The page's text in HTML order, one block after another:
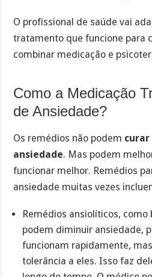
O profissional de saúde vai
tratamento que funcione para
combinar medicação e
Como a Medicação
de Ansiedade?
Os remédios não podem
ansiedade. Mas podem
funcionar melhor. Remédios
ansiedade muitas vezes
Remédios ansiolíticos, como
podem diminuir ansiedade,
funcionam rapidamente,
tolerância a eles. Isso faz